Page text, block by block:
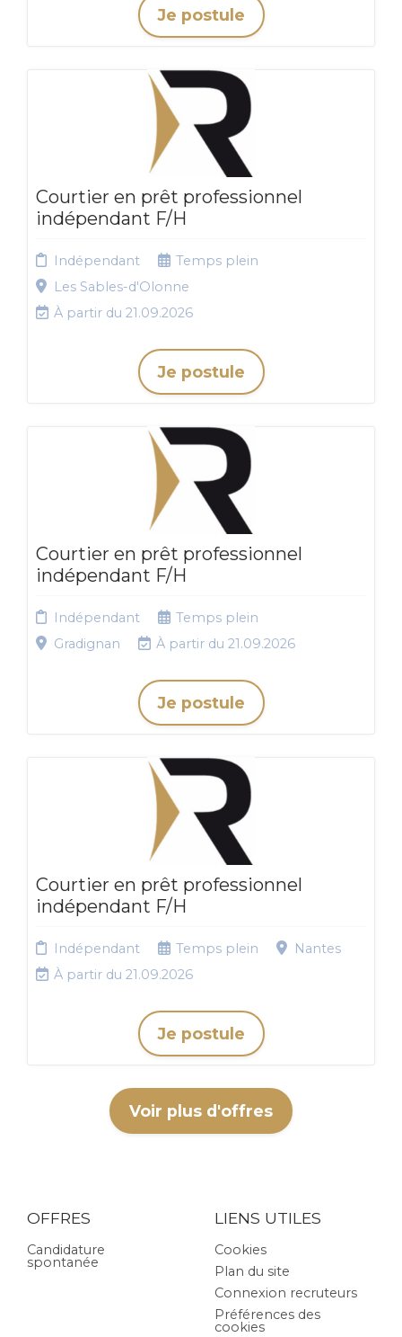
Je postule
Courtier en prêt professionnel
indépendant F/H
Indépendant
Temps plein
Les Sables-d'Olonne
À partir du 21.09.2026
Je postule
Courtier en prêt professionnel
indépendant F/H
Indépendant
Temps plein
Gradignan
À partir du 21.09.2026
Je postule
Courtier en prêt professionnel
indépendant F/H
Indépendant Temps plein
Nantes
À partir du 21.09.2026
Je postule
Voir plus d'offres
OFFRES
Candidature
spontanée
LIENS UTILES
Cookies
Plan du site
Connexion recruteurs
Préférences des
cookies